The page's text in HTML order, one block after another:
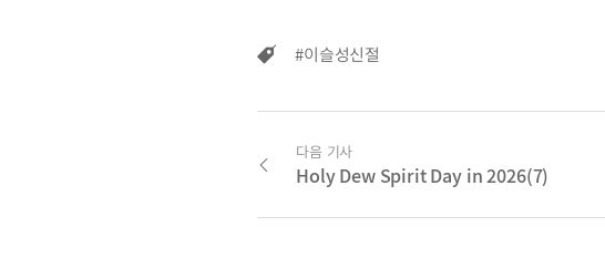
#이슬성신절
다음 기사
Holy Dew Spirit Day in 2026(7)